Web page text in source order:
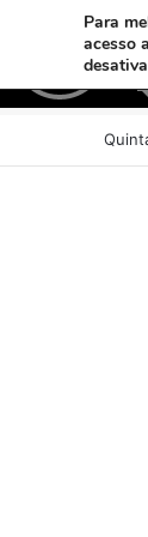
Para
acesso